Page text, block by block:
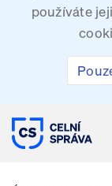
používáte